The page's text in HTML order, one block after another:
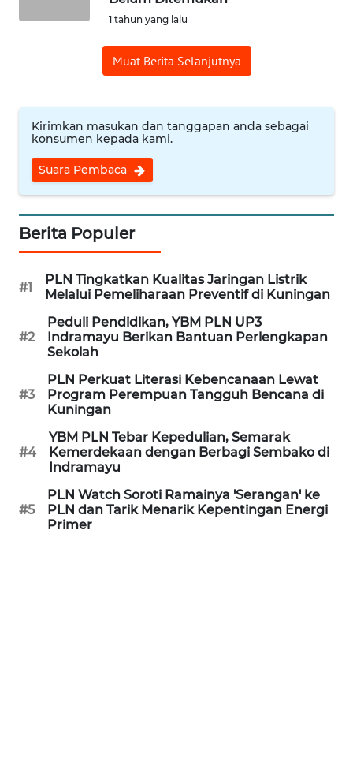
1 tahun yang lalu
Muat Berita Selanjutnya
Kirimkan masukan dan tanggapan anda sebagai
konsumen kepada kami.
Suara Pembaca
Berita Populer
#1
PLN Tingkatkan Kualitas Jaringan Listrik
Melalui Pemeliharaan Preventif di Kuningan
#2
Peduli Pendidikan, YBM PLN UP3
Indramayu Berikan Bantuan Perlengkapan
Sekolah
#3
PLN Perkuat Literasi Kebencanaan Lewat
Program Perempuan Tangguh Bencana di
Kuningan
#4
YBM PLN Tebar Kepedulian, Semarak
Kemerdekaan dengan Berbagi Sembako di
Indramayu
#5
PLN Watch Soroti Ramainya 'Serangan' ke
PLN dan Tarik Menarik Kepentingan Energi
Primer
WN
INDRAMAYU
KUNINGAN
MAJALENGKA
WN
SUBANG
WN
SUKABUMI
WN
PURWAKARTA
WN
PRIANGAN
TIMUR
WN